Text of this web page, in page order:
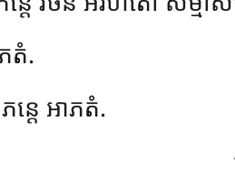
តំ.
ន្តេ អាភតំ.